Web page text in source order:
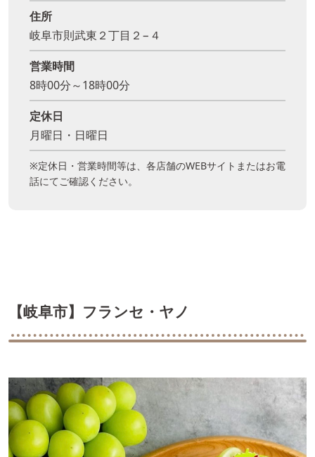
住所
岐阜市則武東２丁目２−４
営業時間
8時00分～18時00分
定休日
月曜日・日曜日
※定休日・営業時間等は、各店舗のWEBサイトまたはお電
話にてご確認ください。
【岐阜市】フランセ・ヤノ